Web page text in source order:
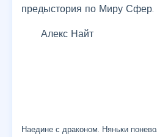
предыстория по Миру Сфер.
Алекс Найт
Наедине с драконом. Няньки